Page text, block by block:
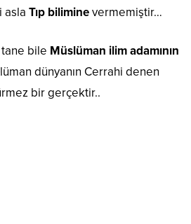
asla Tıp biliminevermemiştir…
bile Müslüman ilim adamının
dünyanın Cerrahi denen
bir gerçektir..